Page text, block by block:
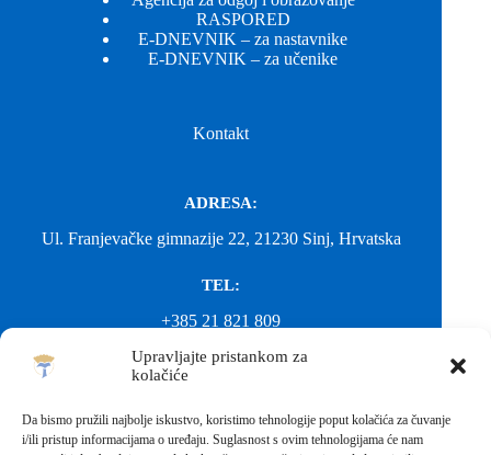
Upravljajte pristankom za
kolačiće
Da bismo pružili najbolje iskustvo, koristimo tehnologije poput kolačića za čuvanje
i/ili pristup informacijama o uređaju. Suglasnost s ovim tehnologijama će nam
RASPORED
E-DNEVNIK – za nastavnike
E-DNEVNIK – za učenike
Kontakt
ADRESA:
Ul. Franjevačke gimnazije 22, 21230 Sinj, Hrvatska
TEL:
+385 21 821 809
EMAIL:
EMAIL: